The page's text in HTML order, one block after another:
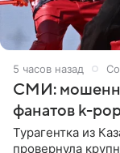
5 часов назад
СМИ:
фанатов k-
Турагентка из
провернула